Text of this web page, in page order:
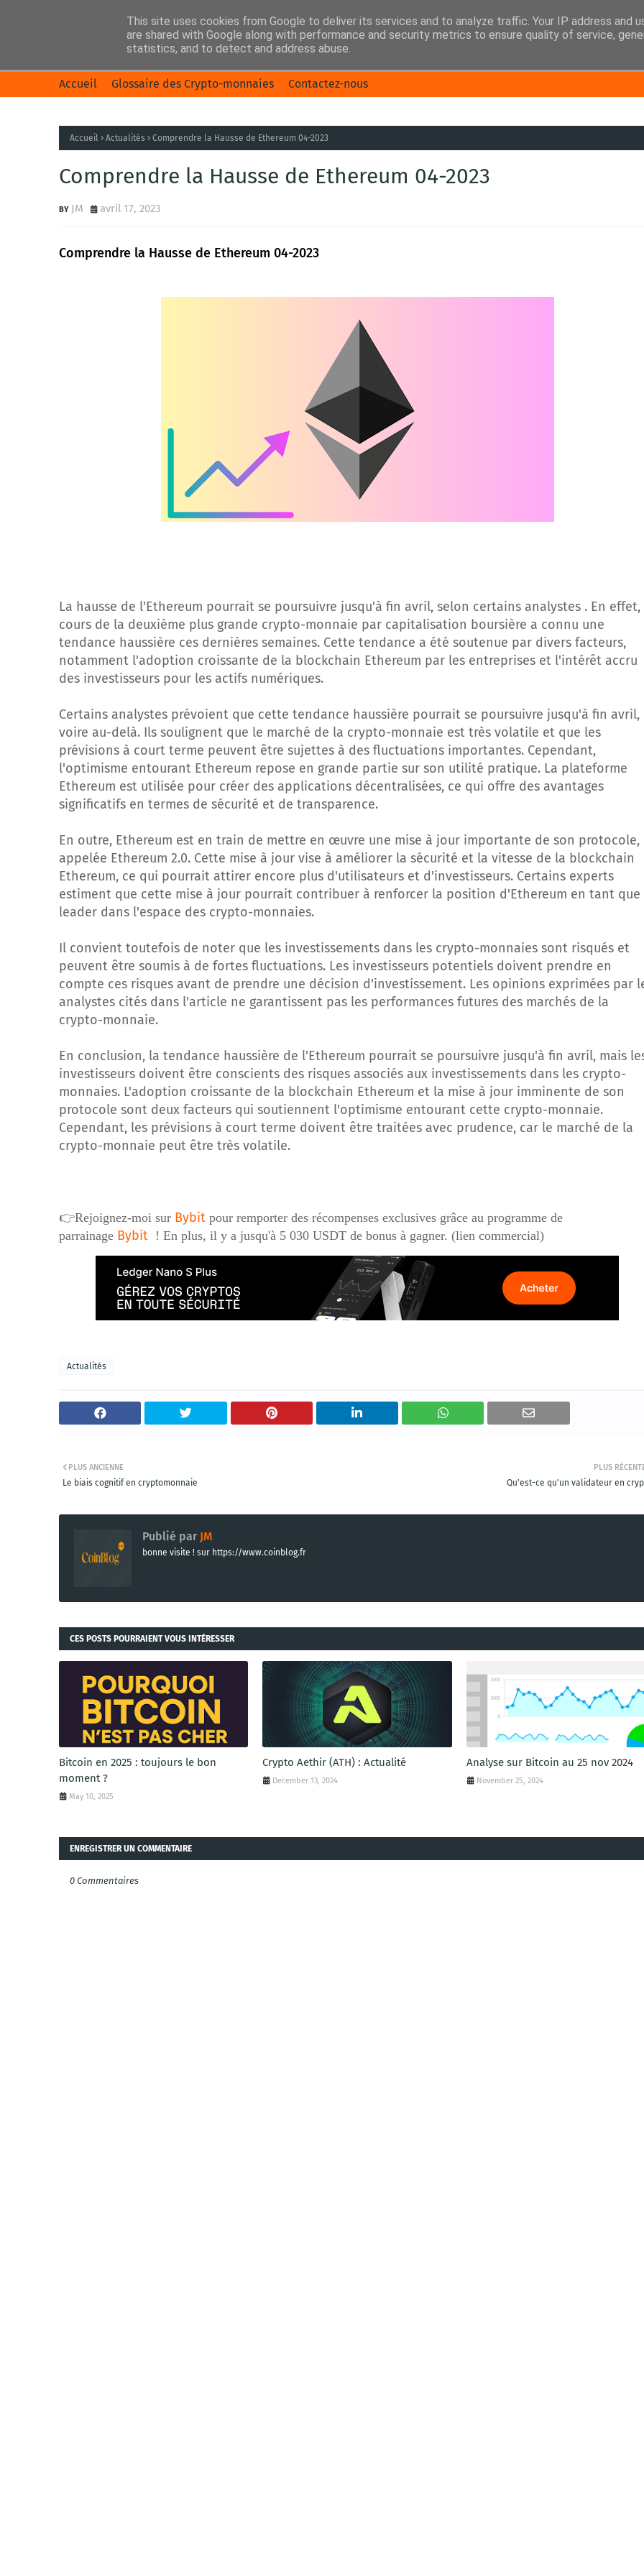
Accueil Glossaire des Crypto-monnaies Contactez-nous
Accueil Actualités Comprendre la Hausse de Ethereum 04-2023
Comprendre la Hausse de Ethereum 04-2023
JM avril 17, 2023
Comprendre la Hausse de Ethereum 04-2023
La hausse de l'Ethereum pourrait se poursuivre jusqu'à fin avril, selon certains analystes . En effet,
cours de la deuxième plus grande crypto-monnaie par capitalisation boursière a connu une
tendance haussière ces dernières semaines. Cette tendance a été soutenue par divers facteurs,
notamment l'adoption croissante de la blockchain Ethereum par les entreprises et l'intérêt accru
des investisseurs pour les actifs numériques.
Certains analystes prévoient que cette tendance haussière pourrait se poursuivre jusqu'à fin avril,
voire au-delà. Ils soulignent que le marché de la crypto-monnaie est très volatile et que les
prévisions à court terme peuvent être sujettes à des fluctuations importantes. Cependant,
l'optimisme entourant Ethereum repose en grande partie sur son utilité pratique. La plateforme
Ethereum est utilisée pour créer des applications décentralisées, ce qui offre des avantages
significatifs en termes de sécurité et de transparence.
En outre, Ethereum est en train de mettre en œuvre une mise à jour importante de son protocole,
appelée Ethereum 2.0. Cette mise à jour vise à améliorer la sécurité et la vitesse de la blockchain
Ethereum, ce qui pourrait attirer encore plus d'utilisateurs et d'investisseurs. Certains experts
estiment que cette mise à jour pourrait contribuer à renforcer la position d'Ethereum en tant que
leader dans l'espace des crypto-monnaies.
Il convient toutefois de noter que les investissements dans les crypto-monnaies sont risqués et
peuvent être soumis à de fortes fluctuations. Les investisseurs potentiels doivent prendre en
compte ces risques avant de prendre une décision d'investissement. Les opinions exprimées par
analystes cités dans l'article ne garantissent pas les performances futures des marchés de la
crypto-monnaie.
En conclusion, la tendance haussière de l'Ethereum pourrait se poursuivre jusqu'à fin avril, mais
investisseurs doivent être conscients des risques associés aux investissements dans les crypto-
monnaies. L'adoption croissante de la blockchain Ethereum et la mise à jour imminente de son
protocole sont deux facteurs qui soutiennent l'optimisme entourant cette crypto-monnaie.
Cependant, les prévisions à court terme doivent être traitées avec prudence, car le marché de la
crypto-monnaie peut être très volatile.
👉Rejoignez-moi sur Bybit pour remporter des récompenses exclusives grâce au programme de
parrainage Bybit ! En plus, il y a jusqu'à 5 030 USDT de bonus à gagner. (lien commercial)
Actualités
PLUS
Qu'est-ce qu'un validateur en
PLUS ANCIENNE
Le biais cognitif en cryptomonnaie
Publié par JM
bonne visite ! sur https://www.coinblog.fr
CES POSTS POURRAIENT VOUS INTÉRESSER
Bitcoin en 2025 : toujours le bon
moment ?
May 10, 2025
Crypto Aethir (ATH) : Actualité
December 13, 2024
Analyse sur Bitcoin au 25 nov 2024
November 25, 2024
ENREGISTRER UN COMMENTAIRE
0 Commentaires
This site uses cookies from Google to deliver its services and to analyze traffic. Your IP address and
are shared with Google along with performance and security metrics to ensure quality of service,
statistics, and to detect and address abuse.